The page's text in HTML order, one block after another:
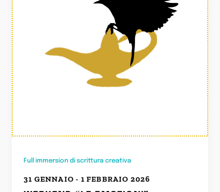
Full immersion di scrittura creativa
31 GENNAIO - 1 FEBBRAIO 2026